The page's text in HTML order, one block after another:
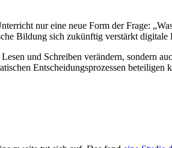
nur eine neue Form der Frage:
Bildung sich zukünftig verstärkt
und Schreiben verändern, sondern
Entscheidungsprozessen